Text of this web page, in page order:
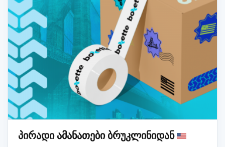
პირადი ამანათები ბრუკლინიდან